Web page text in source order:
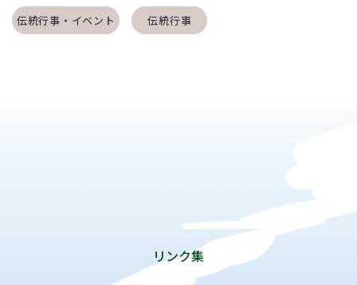
伝統行事・イベント 伝統行事
リンク集